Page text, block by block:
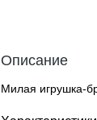
Описание
Милая игрушка-